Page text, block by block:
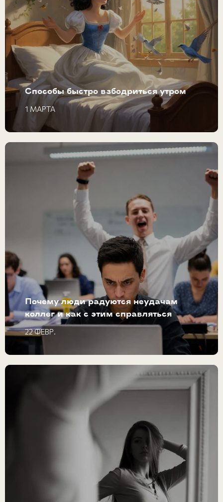
Способы быстро взбодриться утром
1 МАРТА
Почему люди радуются неудачам
коллег и как с этим справляться
22 ФЕВР.